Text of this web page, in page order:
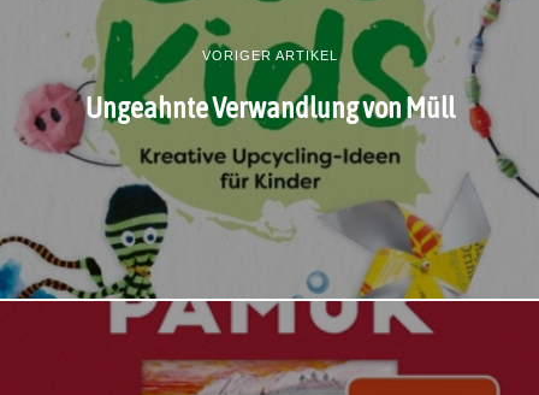
VORIGER ARTIKEL
Ungeahnte Verwandlung von Müll